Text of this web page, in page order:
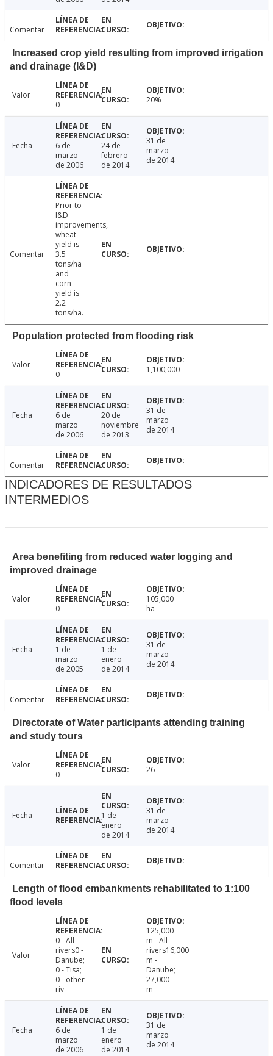
Comentar
Increased crop yield resulting from improved irrigation
and drainage (I&D)
Valor
0
20%
Fecha
6 de
marzo
de 2006
24 de
febrero
de 2014
31 de
marzo
de 2014
Comentar
Prior to
I&D
improvements,
wheat
yield is
3.5
tons/ha
and
corn
yield is
2.2
tons/ha.
Population protected from flooding risk
Valor
0
1,100,000
Fecha
6 de
marzo
de 2006
20 de
noviembre
de 2013
31 de
marzo
de 2014
Comentar
INDICADORES DE RESULTADOS
INTERMEDIOS
Area benefiting from reduced water logging and
improved drainage
Valor
0
105,000
ha
Fecha
1 de
marzo
de 2005
1 de
enero
de 2014
31 de
marzo
de 2014
Comentar
Directorate of Water participants attending training
and study tours
Valor
0
26
Fecha
1 de
enero
de 2014
31 de
marzo
de 2014
Comentar
Length of flood embankments rehabilitated to 1:100
flood levels
Valor
0 - All
rivers0 -
Danube;
0 - Tisa;
0 - other
riv
125,000
m - All
rivers16,000
m -
Danube;
27,000
m
Fecha
6 de
marzo
de 2006
1 de
enero
de 2014
31 de
marzo
de 2014